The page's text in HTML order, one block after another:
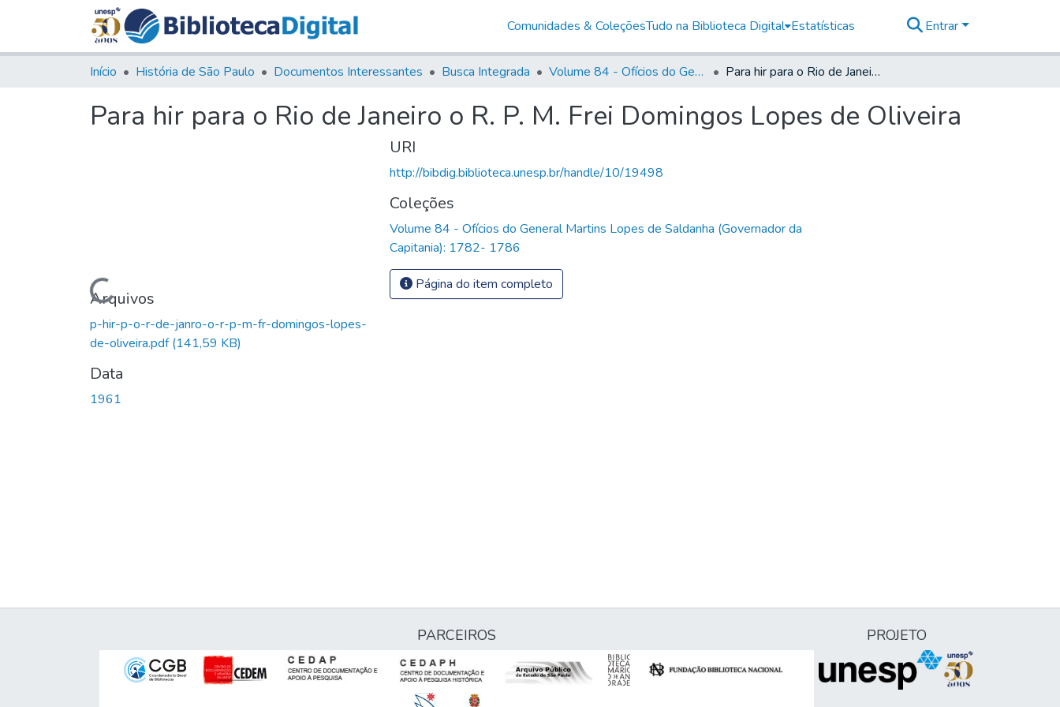
Comunidades & ColeçõesTudo na Biblioteca Digital Estatísticas Entrar
Início História de São Paulo Documentos Interessantes Busca Integrada Volume 84 - Ofícios do General Martins Lopes de Saldanha (Governador da Capitania): 1782- 1786 Para hir para o Rio de Janeiro o R. P. M. Frei Domingos Lopes de Oliveira
Para hir para o Rio de Janeiro o R. P. M. Frei Domingos Lopes de Oliveira
Carregando...
Arquivos
p-hir-p-o-r-de-janro-o-r-p-m-fr-domingos-lopes-
de-oliveira.pdf(141,59 KB)
Data
1961
URI
http://bibdig.biblioteca.unesp.br/handle/10/19498
Coleções
Volume 84 - Ofícios do General Martins Lopes de Saldanha (Governador da
Capitania): 1782- 1786
Página do item completo
PARCEIROS PROJETO